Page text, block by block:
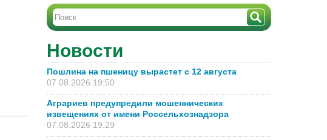
Новости
Пошлина на пшеницу вырастет с 12 августа
07.08.2026 19:50
Аграриев предупредили мошеннических
извещениях от имени Россельхознадзора
07.08.2026 19:29